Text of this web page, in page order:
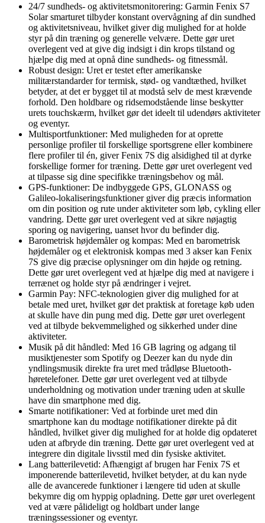
24/7 sundheds- og aktivitetsmonitorering: Garmin Fenix S7
Solar smarturet tilbyder konstant overvågning af din sundhed
og aktivitetsniveau, hvilket giver dig mulighed for at holde
styr på din træning og generelle velvære. Dette gør uret
overlegent ved at give dig indsigt i din krops tilstand og
hjælpe dig med at opnå dine sundheds- og fitnessmål.
Robust design: Uret er testet efter amerikanske
militærstandarder for termisk, stød- og vandtæthed, hvilket
betyder, at det er bygget til at modstå selv de mest krævende
forhold. Den holdbare og ridsemodstående linse beskytter
urets touchskærm, hvilket gør det ideelt til udendørs aktiviteter
og eventyr.
Multisportfunktioner: Med muligheden for at oprette
personlige profiler til forskellige sportsgrene eller kombinere
flere profiler til én, giver Fenix 7S dig alsidighed til at dyrke
forskellige former for træning. Dette gør uret overlegent ved
at tilpasse sig dine specifikke træningsbehov og mål.
GPS-funktioner: De indbyggede GPS, GLONASS og
Galileo-lokaliseringsfunktioner giver dig præcis information
om din position og rute under aktiviteter som løb, cykling eller
vandring. Dette gør uret overlegent ved at sikre nøjagtig
sporing og navigering, uanset hvor du befinder dig.
Barometrisk højdemåler og kompas: Med en barometrisk
højdemåler og et elektronisk kompas med 3 akser kan Fenix
7S give dig præcise oplysninger om din højde og retning.
Dette gør uret overlegent ved at hjælpe dig med at navigere i
terrænet og holde styr på ændringer i vejret.
Garmin Pay: NFC-teknologien giver dig mulighed for at
betale med uret, hvilket gør det praktisk at foretage køb uden
at skulle have din pung med dig. Dette gør uret overlegent
ved at tilbyde bekvemmelighed og sikkerhed under dine
aktiviteter.
Musik på dit håndled: Med 16 GB lagring og adgang til
musiktjenester som Spotify og Deezer kan du nyde din
yndlingsmusik direkte fra uret med trådløse Bluetooth-
høretelefoner. Dette gør uret overlegent ved at tilbyde
underholdning og motivation under træning uden at skulle
have din smartphone med dig.
Smarte notifikationer: Ved at forbinde uret med din
smartphone kan du modtage notifikationer direkte på dit
håndled, hvilket giver dig mulighed for at holde dig opdateret
uden at afbryde din træning. Dette gør uret overlegent ved at
integrere din digitale livsstil med din fysiske aktivitet.
Lang batterilevetid: Afhængigt af brugen har Fenix 7S et
imponerende batterilevetid, hvilket betyder, at du kan nyde
alle de avancerede funktioner i længere tid uden at skulle
bekymre dig om hyppig opladning. Dette gør uret overlegent
ved at være pålideligt og holdbart under lange
træningssessioner og eventyr.